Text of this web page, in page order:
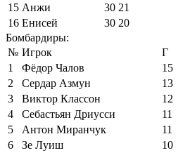
15 Анжи 30 21
16 Енисей 30 20
Бомбардиры:
№ Игрок
Г
1
Фёдор Чалов
15
2
Сердар Азмун
13
3
Виктор Классон
12
4
Себастьян Дриусси
11
5
Антон Миранчук
11
6
Зе Луиш
10